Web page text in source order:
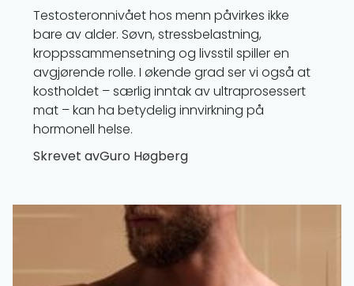
Testosteronnivået hos menn påvirkes ikke
bare av alder. Søvn, stressbelastning,
kroppssammensetning og livsstil spiller en
avgjørende rolle. I økende grad ser vi også at
kostholdet – særlig inntak av ultraprosessert
mat – kan ha betydelig innvirkning på
hormonell helse.
Skrevet avGuro Høgberg